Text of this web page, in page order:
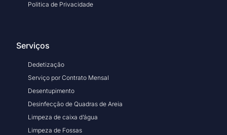
Politica de Privacidade
Serviços
Dedetização
Serviço por Contrato Mensal
Desentupimento
Desinfecção de Quadras de Areia
Limpeza de caixa d’água
Limpeza de Fossas